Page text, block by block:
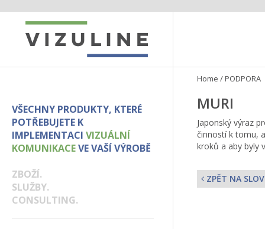
VŠECHNY PRODUKTY, KTERÉ
POTŘEBUJETE K
IMPLEMENTACI VIZUÁLNÍ
KOMUNIKACEVE VAŠÍ VÝROBĚ
ZBOŽÍ.
SLUŽBY.
CONSULTING.
Home /PODPORA
MURI
Japonský výraz
činností k tomu,
kroků a aby byly
ZPĚT NA